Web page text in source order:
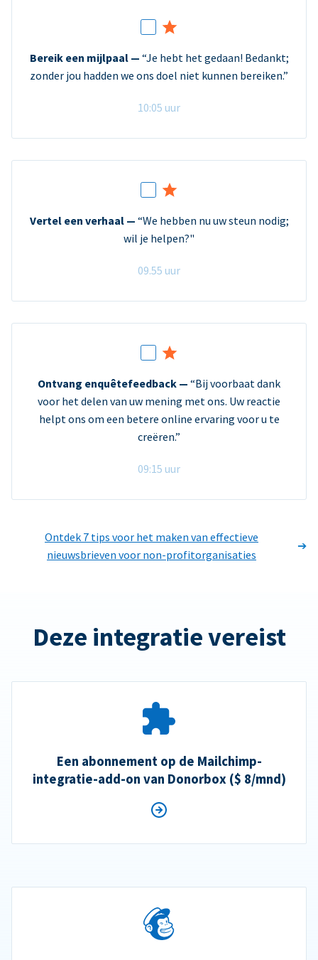
Bereik een mijlpaal — “Je hebt het gedaan! Bedankt;
zonder jou hadden we ons doel niet kunnen bereiken.”
10:05 uur
Vertel een verhaal — “We hebben nu uw steun nodig;
wil je helpen?"
09.55 uur
Ontvang enquêtefeedback — “Bij voorbaat dank
voor het delen van uw mening met ons. Uw reactie
helpt ons om een betere online ervaring voor u te
creëren.”
09:15 uur
Ontdek 7 tips voor het maken van effectieve
nieuwsbrieven voor non-profitorganisaties
Deze integratie vereist
Een abonnement op de Mailchimp-
integratie-add-on van Donorbox ($ 8/mnd)